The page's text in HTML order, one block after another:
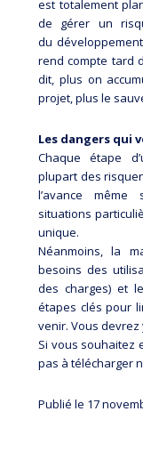
est totalement
de gérer un
du
rend compte tard
dit, plus on
projet, plus le
Les dangers qui
Chaque étape
plupart des
l’avance
situations
unique.
Néanmoins, la
besoins des
des charges) et
étapes clés pour
venir. Vous
Si vous souhaitez
pas à télécharger
Publié le 17